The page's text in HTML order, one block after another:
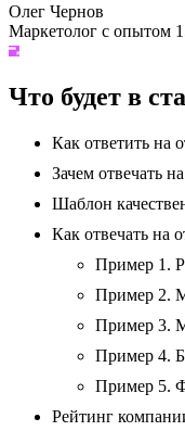
Олег Чернов
Маркетолог с опытом
Что будет в
Как ответить на
Зачем отвечать
Шаблон
Как отвечать на
Пример 1.
Пример 2.
Пример 3.
Пример 4.
Пример 5.
Рейтинг